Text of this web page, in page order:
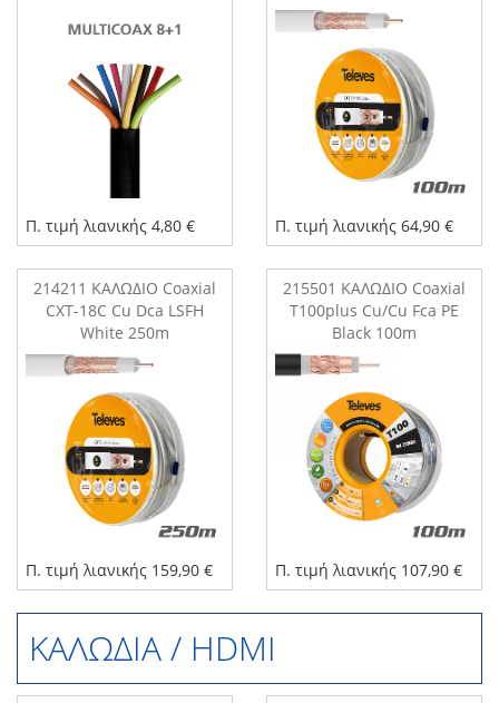
Π. τιμή λιανικής 4,80 € Π. τιμή λιανικής 64,90 €
214211 ΚΑΛΩΔΙΟ Coaxial
CXT-18C Cu Dca LSFH
White 250m
Π. τιμή λιανικής 159,90 €
215501 ΚΑΛΩΔΙΟ Coaxial
T100plus Cu/Cu Fca PE
Black 100m
Π. τιμή λιανικής 107,90 €
ΚΑΛΩΔΙΑ / HDMI